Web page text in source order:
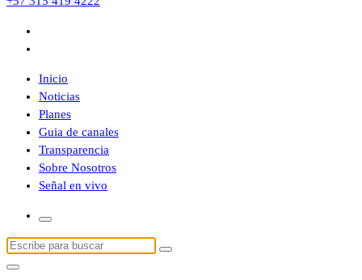
Inicio
Noticias
Planes
Guia de canales
Transparencia
Sobre Nosotros
Señal en vivo
Buscar: